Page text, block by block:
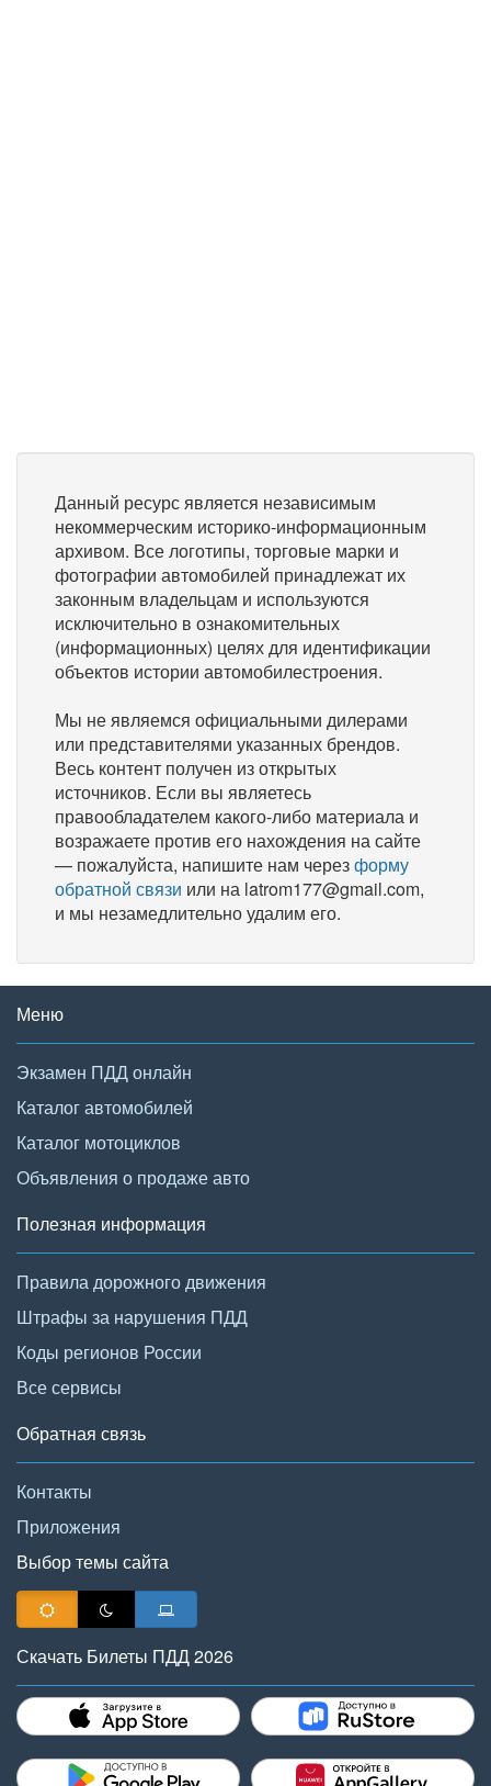
Данный ресурс является независимым
некоммерческим историко-информационным
архивом. Все логотипы, торговые марки и
фотографии автомобилей принадлежат их
законным владельцам и используются
исключительно в ознакомительных
(информационных) целях для идентификации
объектов истории автомобилестроения.
Мы не являемся официальными дилерами
или представителями указанных брендов.
Весь контент получен из открытых
источников. Если вы являетесь
правообладателем какого-либо материала и
возражаете против его нахождения на сайте
— пожалуйста, напишите нам черезформу
обратной связи или на latrom177@gmail.com,
и мы незамедлительно удалим его.
Меню
Экзамен ПДД онлайн
Каталог автомобилей
Каталог мотоциклов
Объявления о продаже авто
Полезная информация
Правила дорожного движения
Штрафы за нарушения ПДД
Коды регионов России
Все сервисы
Обратная связь
Контакты
Приложения
Выбор темы сайта
Скачать Билеты ПДД 2026